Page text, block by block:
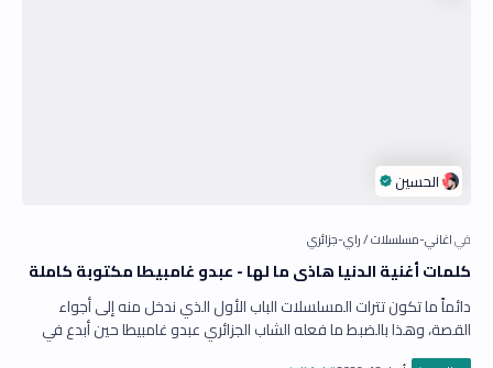
كلمات أغنية الدنيا هاذي ما لها - عبدو غامبيطا مكتوبة كاملة
دائماً ما تكون تترات المسلسلات الباب الأول الذي ندخل منه إلى أجواء
القصة، وهذا بالضبط ما فعله الشاب الجزائري عبدو غامبيطا حين أبدع في
أداء تتر مسلسل …